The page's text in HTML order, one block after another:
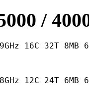
/
16C 32T 8MB
12C 24T 6MB